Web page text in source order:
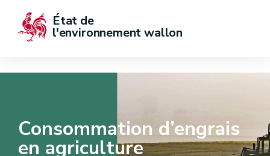
État de
l'environnement wallon
Consommation d’engrais
en agriculture